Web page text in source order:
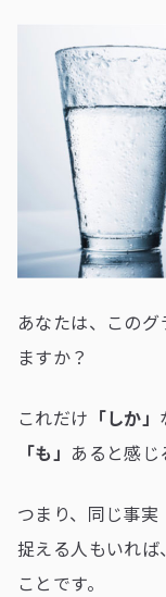
あなたは、この
ますか？
これだけ 「しか」
「も」 あると感じ
つまり、同じ事
捉える人もいれば
ことです。